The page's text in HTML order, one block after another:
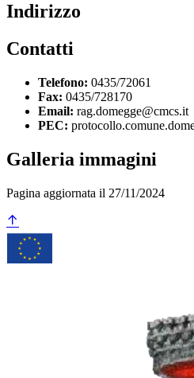
Indirizzo
Contatti
Telefono: 0435/72061
Fax: 0435/728170
Email: rag.domegge@cmcs.it
PEC:
Galleria immagini
Pagina aggiornata il 27/11/2024